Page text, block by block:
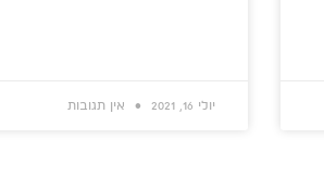
יולי 16, 2021 אין תגובות